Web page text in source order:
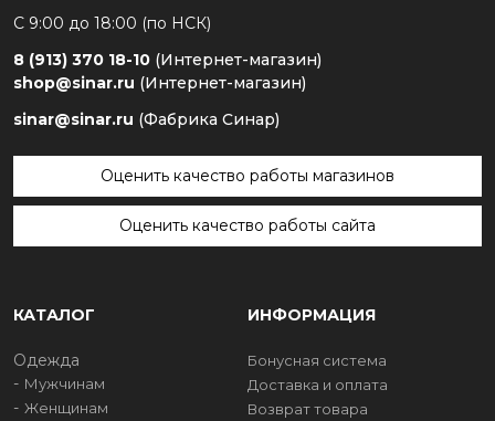
С 9:00 до 18:00 (по НСК)
8 (913) 370 18-10 (Интернет-магазин)
shop@sinar.ru (Интернет-магазин)
sinar@sinar.ru (Фабрика Синар)
Оценить качество работы магазинов
Оценить качество работы сайта
КАТАЛОГ
Одежда
Мужчинам
Женщинам
ИНФОРМАЦИЯ
Бонусная система
Доставка и оплата
Возврат товара